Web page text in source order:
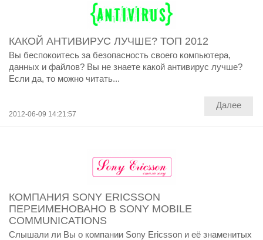
КАКОЙ АНТИВИРУС ЛУЧШЕ? ТОП 2012
Вы беспокоитесь за безопасность своего компьютера,
данных и файлов? Вы не знаете какой антивирус лучше?
Если да, то можно читать...
2012-06-09 14:21:57
Далее
КОМПАНИЯ SONY ERICSSON
ПЕРЕИМЕНОВАНО В SONY MOBILE
COMMUNICATIONS
Слышали ли Вы о компании Sony Ericsson и её знаменитых